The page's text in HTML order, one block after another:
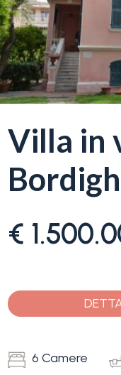
Villa in
€
6 Camere
Chi
siamo
I
nostri
La
Liguria
case
Preferiti
Comune
-
Qualsiasi
Residenziali